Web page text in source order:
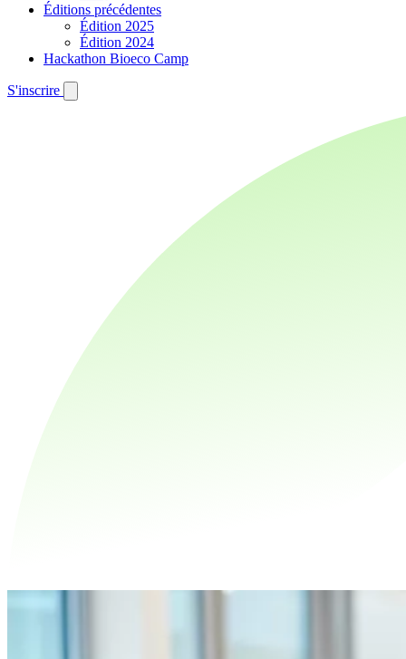
Éditions précédentes
Édition 2025
Édition 2024
Hackathon Bioeco Camp
S'inscrire